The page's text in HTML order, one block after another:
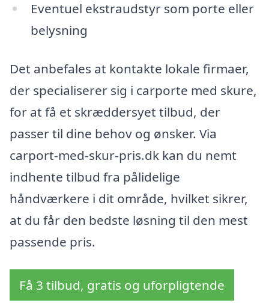
Eventuel ekstraudstyr som porte eller
belysning
Det anbefales at kontakte lokale firmaer,
der specialiserer sig i carporte med skure,
for at få et skræddersyet tilbud, der
passer til dine behov og ønsker. Via
carport-med-skur-pris.dk kan du nemt
indhente tilbud fra pålidelige
håndværkere i dit område, hvilket sikrer,
at du får den bedste løsning til den mest
passende pris.
Få 3 tilbud, gratis og uforpligtende